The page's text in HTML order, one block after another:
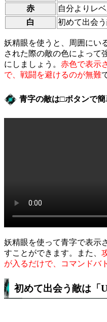
赤
自分よりレ
白
初めて出会
妖精眼を使うと、周囲にい
された際の敵の色によって
にしましょう。 赤色で表示
で、戦闘を避けるのが無難
青字の敵は□ボタンで
妖精眼を使って青字で表示
すことができます。また、
が入るだけで、コマンドバ
初めて出会う敵は「